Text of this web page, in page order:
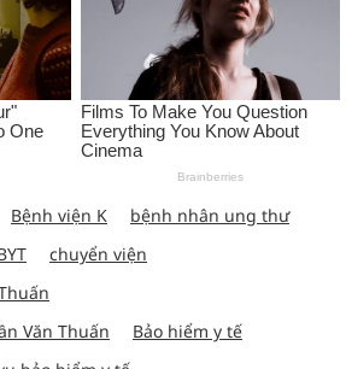
Bệnh viện K
bệnh nhân ung thư
chuyển viện
Văn Thuấn
Bảo hiểm y tế